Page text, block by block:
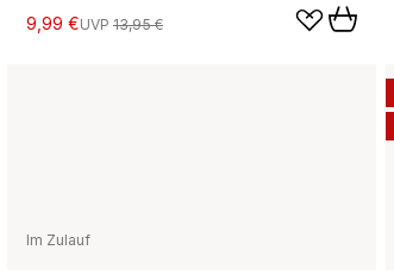
9,99 €UVP 13,95 €
Im Zulauf